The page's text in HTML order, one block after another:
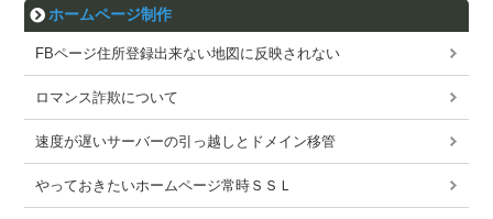
ホームページ制作
FBページ住所登録出来ない地図に反映されない
ロマンス詐欺について
速度が遅いサーバーの引っ越しとドメイン移管
やっておきたいホームページ常時ＳＳＬ